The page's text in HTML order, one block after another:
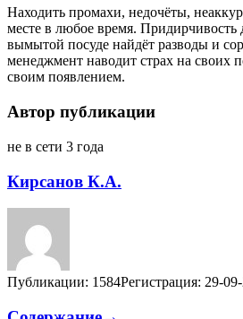
Находить промахи, недочёты,
месте в любое время. Придирчивость
вымытой посуде найдёт разводы и
менеджмент наводит страх на своих
своим появлением.
Автор публикации
не в сети 3 года
Кирсанов К.А.
Публикации: 1584Регистрация: 29-